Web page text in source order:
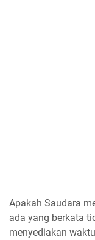
Apakah Saudara
ada yang berkata
menyediakan